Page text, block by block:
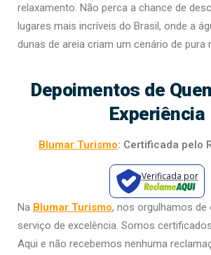
relaxamento. Não perca a chance de
lugares mais incríveis do Brasil, onde a
dunas de areia criam um cenário de pura
Depoimentos de
Experiência
Blumar Turismo: Certificada pelo
Verificada por
Na Blumar Turismo, nos orgulhamos de
serviço de excelência. Somos
Aqui e não recebemos nenhuma